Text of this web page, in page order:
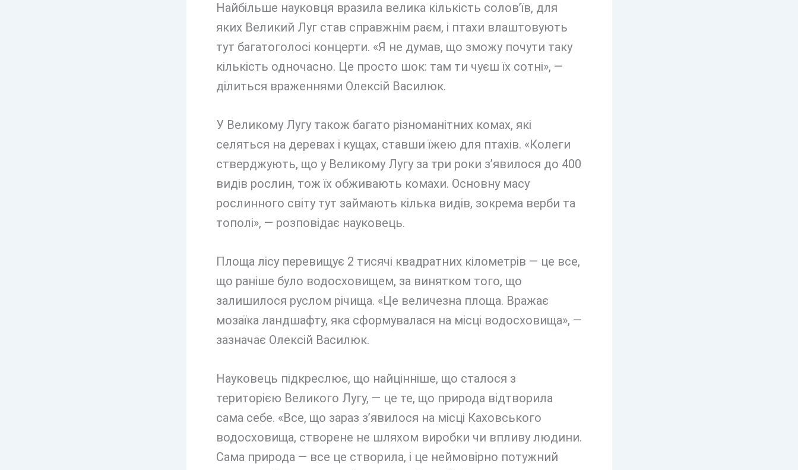
Найбільше науковця вразила велика кількість солов’їв, для
яких Великий Луг став справжнім раєм, і птахи влаштовують
тут багатоголосі концерти. «Я не думав, що зможу почути таку
кількість одночасно. Це просто шок: там ти чуєш їх сотні», —
ділиться враженнями Олексій Василюк.
У Великому Лугу також багато різноманітних комах, які
селяться на деревах і кущах, ставши їжею для птахів. «Колеги
стверджують, що у Великому Лугу за три роки з’явилося до 400
видів рослин, тож їх обживають комахи. Основну масу
рослинного світу тут займають кілька видів, зокрема верби та
тополі», — розповідає науковець.
Площа лісу перевищує 2 тисячі квадратних кілометрів — це все,
що раніше було водосховищем, за винятком того, що
залишилося руслом річища. «Це величезна площа. Вражає
мозаїка ландшафту, яка сформувалася на місці водосховища», —
зазначає Олексій Василюк.
Науковець підкреслює, що найцінніше, що сталося з
територією Великого Лугу, — це те, що природа відтворила
сама себе. «Все, що зараз з’явилося на місці Каховського
водосховища, створене не шляхом виробки чи впливу людини.
Сама природа — все це створила, і це неймовірно потужний